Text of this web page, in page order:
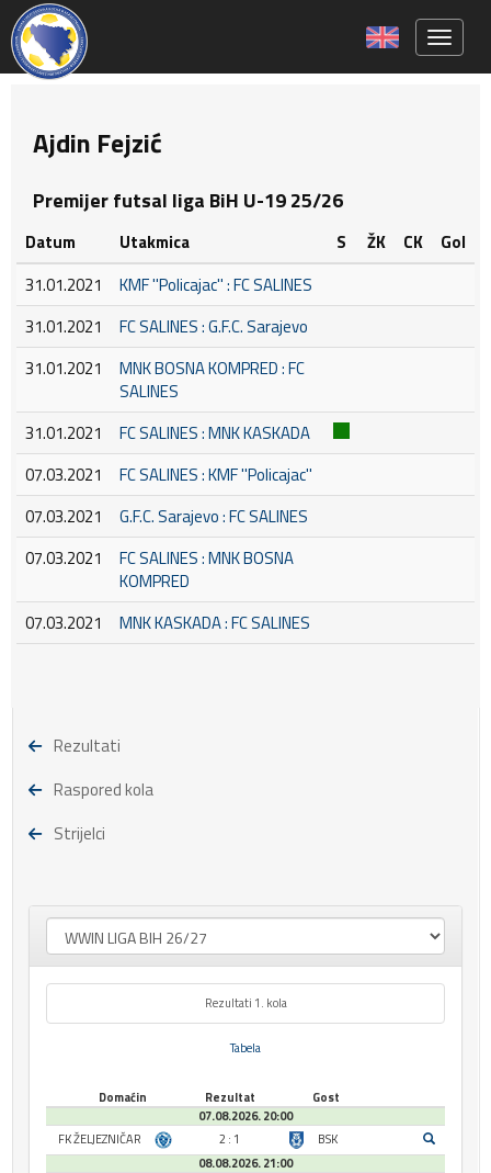
Ajdin Fejzić
Premijer futsal liga BiH U-19 25/26
Datum Utakmica S ŽK CK
Gol
31.01.2021
KMF ''Policajac'' : FC SALINES
31.01.2021
FC SALINES : G.F.C. Sarajevo
31.01.2021
MNK BOSNA KOMPRED : FC
SALINES
31.01.2021
FC SALINES : MNK KASKADA
07.03.2021
FC SALINES : KMF ''Policajac''
07.03.2021
G.F.C. Sarajevo : FC SALINES
07.03.2021
FC SALINES : MNK BOSNA
KOMPRED
07.03.2021
MNK KASKADA : FC SALINES
Rezultati
Raspored kola
Strijelci
Rezultati 1. kola
Tabela
Domaćin Rezultat
Gost
07.08.2026. 20:00
FK ŽELJEZNIČAR
2 : 1
BSK
08.08.2026. 21:00